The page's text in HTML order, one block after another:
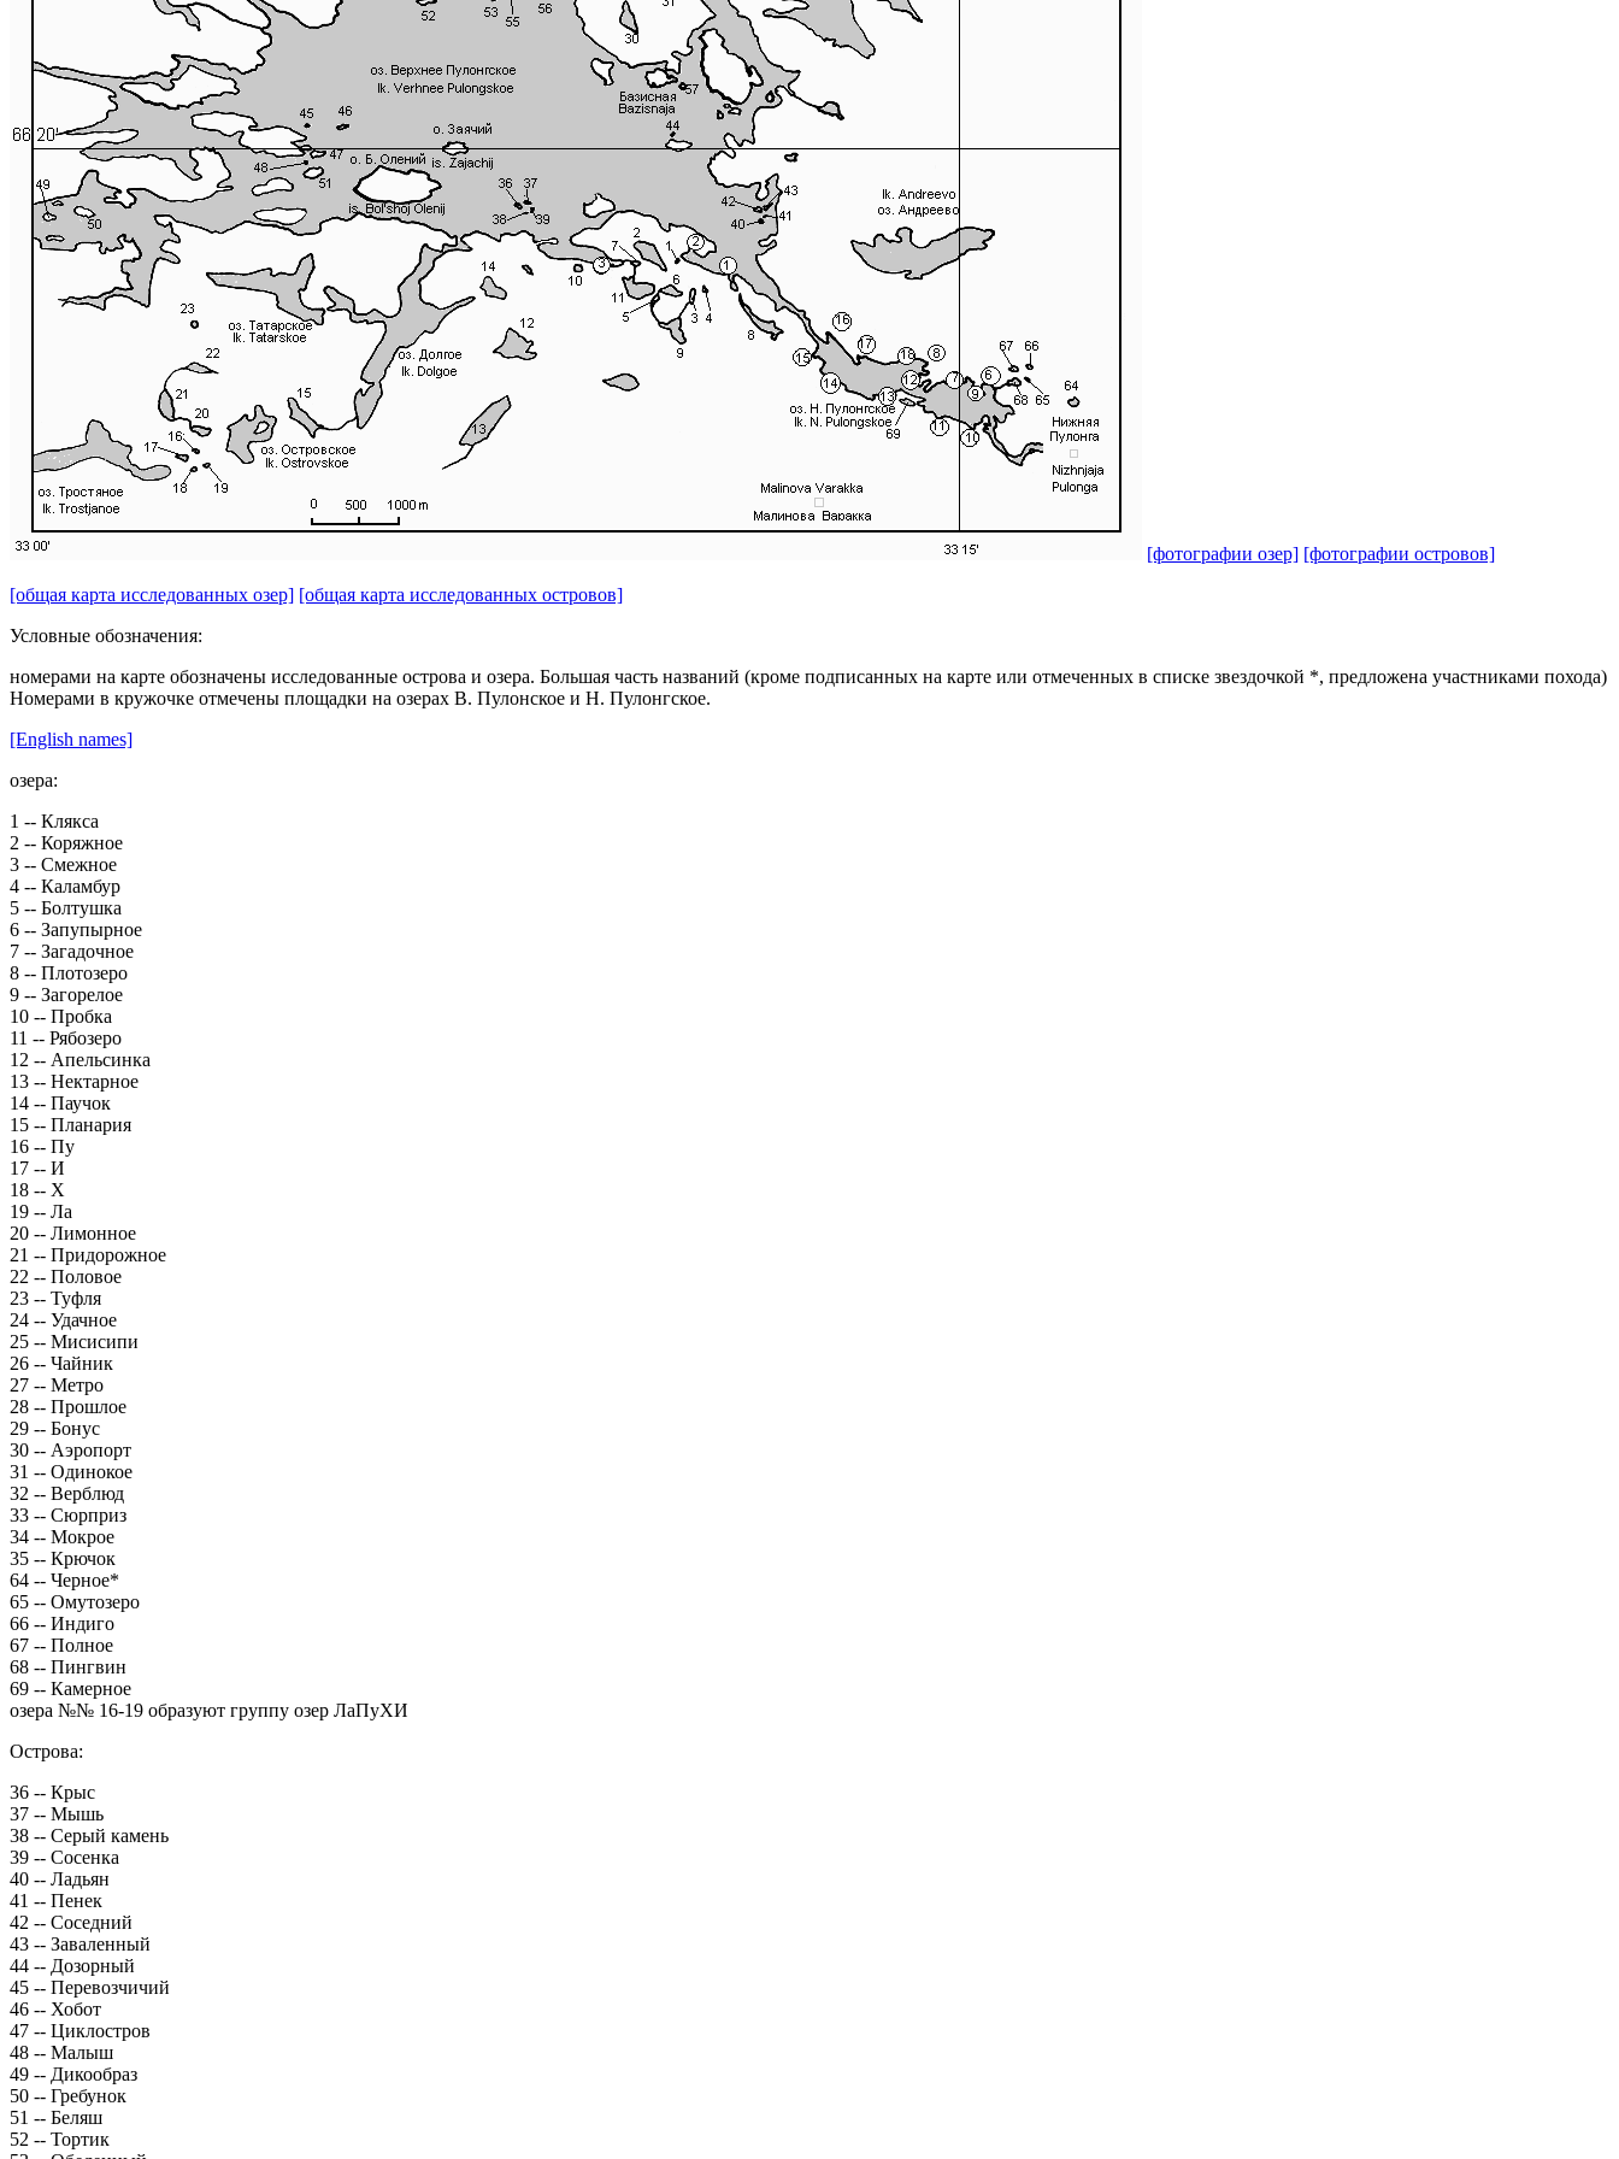
[фотографии озер] [фотографии островов]
[общая карта исследованных озер] [общая карта исследованных островов]
Условные обозначения:
номерами на карте обозначены исследованные острова и озера. Большая часть названий (кроме подписанных на карте или отмеченных в списке звездочкой *, предложена участниками похода)
Номерами в кружочке отмечены площадки на озерах В. Пулонское и Н. Пулонгское.
[English names]
озера:
1 -- Клякса
2 -- Коряжное
3 -- Смежное
4 -- Каламбур
5 -- Болтушка
6 -- Запупырное
7 -- Загадочное
8 -- Плотозеро
9 -- Загорелое
10 -- Пробка
11 -- Рябозеро
12 -- Апельсинка
13 -- Нектарное
14 -- Паучок
15 -- Планария
16 -- Пу
17 -- И
18 -- Х
19 -- Ла
20 -- Лимонное
21 -- Придорожное
22 -- Половое
23 -- Туфля
24 -- Удачное
25 -- Мисисипи
26 -- Чайник
27 -- Метро
28 -- Прошлое
29 -- Бонус
30 -- Аэропорт
31 -- Одинокое
32 -- Верблюд
33 -- Сюрприз
34 -- Мокрое
35 -- Крючок
64 -- Черное*
65 -- Омутозеро
66 -- Индиго
67 -- Полное
68 -- Пингвин
69 -- Камерное
озера №№ 16-19 образуют группу озер ЛаПуХИ
Острова:
36 -- Крыс
37 -- Мышь
38 -- Серый камень
39 -- Сосенка
40 -- Ладьян
41 -- Пенек
42 -- Соседний
43 -- Заваленный
44 -- Дозорный
45 -- Перевозчичий
46 -- Хобот
47 -- Циклостров
48 -- Малыш
49 -- Дикообраз
50 -- Гребунок
51 -- Беляш
52 -- Тортик